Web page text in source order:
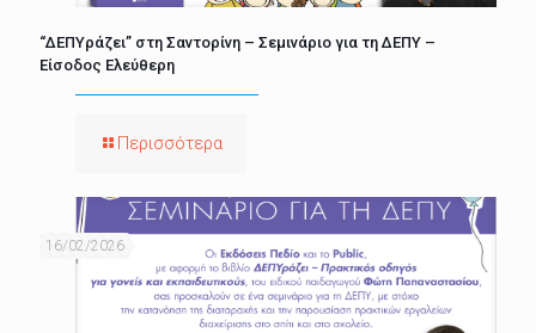
“ΔΕΠΥράζει” στη Σαντορίνη – Σεμινάριο για τη ΔΕΠΥ –
Είσοδος Ελεύθερη
Περισσότερα
16/02/2026